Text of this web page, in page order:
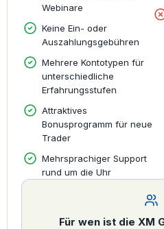
Webinare
Keine Ein- oder
Auszahlungsgebühren
Mehrere Kontotypen für
unterschiedliche
Erfahrungsstufen
Attraktives
Bonusprogramm für neue
Trader
Mehrsprachiger Support
rund um die Uhr
Für wen ist die XM